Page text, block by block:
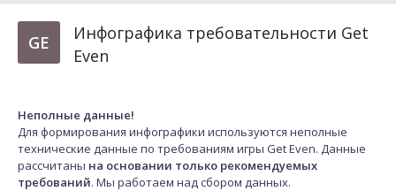
GE
Инфографика требовательности Get
Even
Неполные данные!
Для формирования инфографики используются неполные
технические данные по требованиям игры Get Even. Данные
рассчитаны на основании только рекомендуемых
требований. Мы работаем над сбором данных.